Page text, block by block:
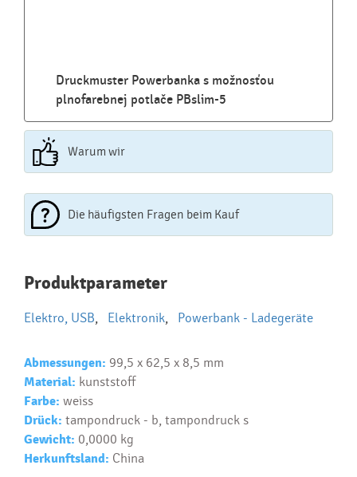
Druckmuster Powerbanka s možnosťou
plnofarebnej potlače PBslim-5
Warum wir
Die häufigsten Fragen beim Kauf
Najčastejšie otázky pri nákupe
reklamných predmetov
Ako realizujete potlač na reklamné premedy?
Ako si vybrať správny predmet?
Text...
Produktparameter
Elektro, USB, Elektronik, Powerbank - Ladegeräte
Abmessungen: 99,5 x 62,5 x 8,5 mm
Material: kunststoff
Farbe: weiss
Drück: tampondruck - b, tampondruck s
Gewicht: 0,0000 kg
Herkunftsland: China